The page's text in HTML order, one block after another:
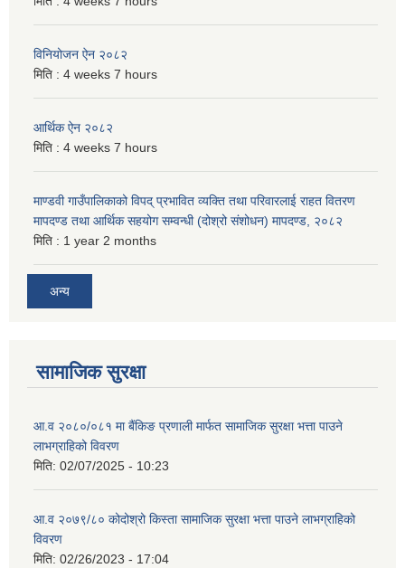
विनियोजन ऐन २०८२
मिति : 4 weeks 7 hours
आर्थिक ऐन २०८२
मिति : 4 weeks 7 hours
माण्डवी गाउँपालिकाको विपद् प्रभावित व्यक्ति तथा परिवारलाई राहत वितरण
मापदण्ड तथा आर्थिक सहयोग सम्वन्धी (दोश्रो संशोधन) मापदण्ड, २०८२
मिति : 1 year 2 months
अन्य
सामाजिक सुरक्षा
आ.व २०८०/०८१ मा बैंकिङ प्रणाली मार्फत सामाजिक सुरक्षा भत्ता पाउने
लाभग्राहिको विवरण
मिति: 02/07/2025 - 10:23
आ.व २०७९/८० कोदोश्रो किस्ता सामाजिक सुरक्षा भत्ता पाउने लाभग्राहिको
विवरण
मिति: 02/26/2023 - 17:04